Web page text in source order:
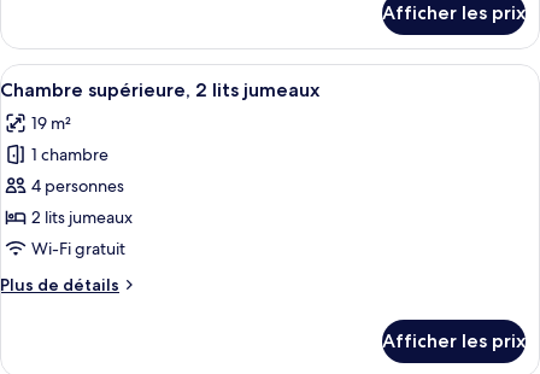
Chambre
supérieure,
1
grand
lit
Chambre
supérieure,
1
lit
Afficher les prix
Afficher
toutes
les
photos
pour
ce
type
chambre :
Un lit bien fait, agrémenté d’un
5
Chambre supérieure, 2 lits jumeaux
19 m²
1 chambre
4 personnes
2 lits jumeaux
Wi-Fi gratuit
Plus de détails
Plus
Afficher les prix